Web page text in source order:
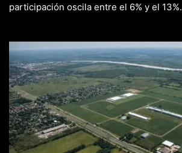
participación oscila entre el 6% y el 13%.